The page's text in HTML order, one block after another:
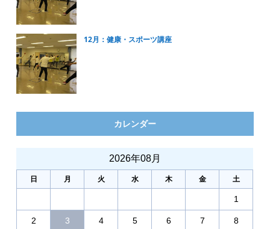
12月：健康・スポーツ講座
カレンダー
2026年08月
日 月 火 水 木 金 土
1
2 3 4 5 6 7 8